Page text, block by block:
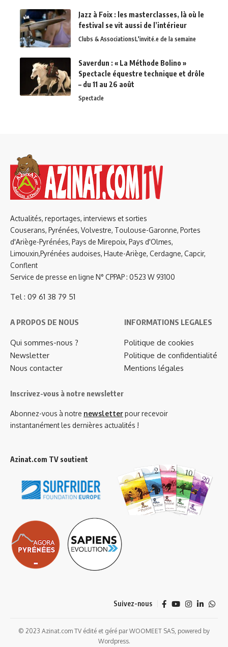
Jazz à Foix : les masterclasses, là où le
festival se vit aussi de l’intérieur
Clubs & AssociationsL'invité.e de la semaine
Saverdun : « La Méthode Bolino »
Spectacle équestre technique et drôle
– du 11 au 26 août
Spectacle
Actualités, reportages, interviews et sorties
Couserans, Pyrénées, Volvestre, Toulouse-Garonne, Portes
d'Ariège-Pyrénées, Pays de Mirepoix, Pays d'Olmes,
Limouxin,Pyrénées audoises, Haute-Ariège, Cerdagne, Capcir,
Conflent
Service de presse en ligne N° CPPAP : 0523 W 93100
Tel : 09 61 38 79 51
A PROPOS DE NOUS
Qui sommes-nous ?
Newsletter
Nous contacter
INFORMATIONS LEGALES
Politique de cookies
Politique de confidentialité
Mentions légales
Inscrivez-vous à notre newsletter
Abonnez-vous à notre newsletterpour recevoir
instantanément les dernières actualités !
Azinat.com TV soutient
Suivez-nous
© 2023 Azinat.com TV édité et géré par WOOMEET SAS, powered by
Wordpress.